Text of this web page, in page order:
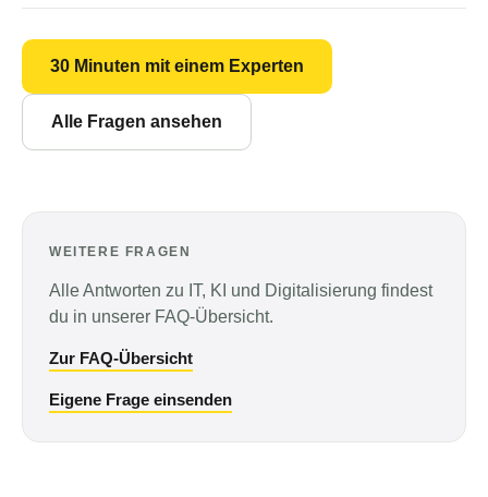
30 Minuten mit einem Experten
Alle Fragen ansehen
WEITERE FRAGEN
Alle Antworten zu IT, KI und Digitalisierung findest
du in unserer FAQ-Übersicht.
Zur FAQ-Übersicht
Eigene Frage einsenden